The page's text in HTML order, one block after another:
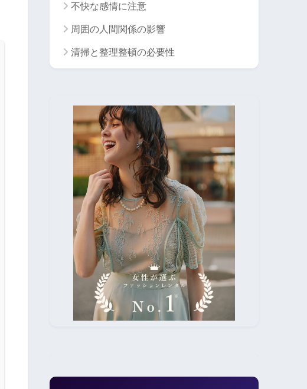
不快な感情に注意
周囲の人間関係の影響
清掃と整理整頓の必要性